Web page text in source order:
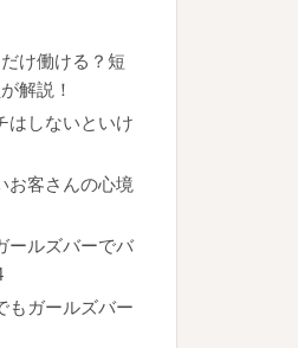
け働ける？短
解説！
はしないといけ
お客さんの心境
ールズバーでバ
もガールズバー